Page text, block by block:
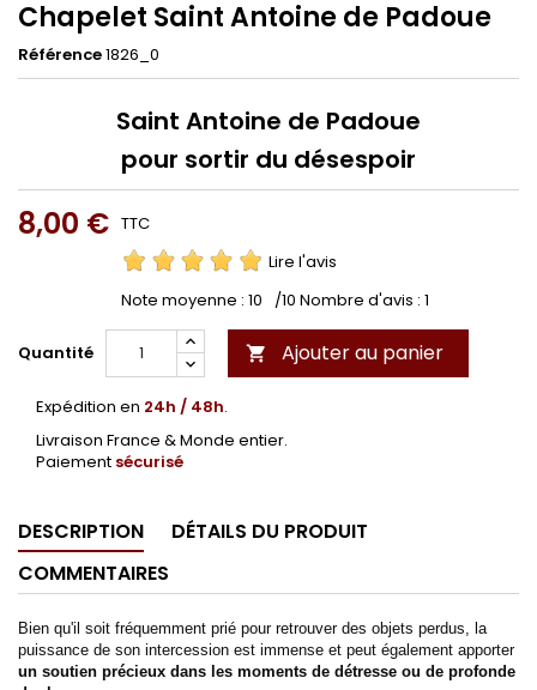
Chapelet Saint Antoine de Padoue
Référence1826_0
Saint Antoine de Padoue
pour sortir du désespoir
8,00 € TTC
Lire l'avis
Note moyenne : 10 /10 Nombre d'avis : 1
Quantité  Ajouter au panier
Expédition en 24h / 48h.
Livraison France & Monde entier.
Paiement sécurisé
DESCRIPTION
DÉTAILS DU PRODUIT
COMMENTAIRES
Bien qu'il soit fréquemment prié pour retrouver des objets perdus, la
puissance de son intercession est immense et peut également apporter
un soutien précieux dans les moments de détresse ou de profonde